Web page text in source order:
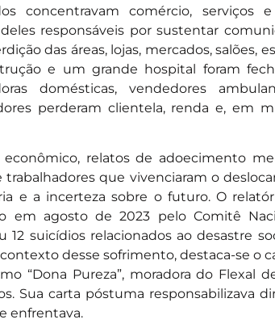
concentravam comércio, serviços
responsáveis por sustentar
das áreas, lojas, mercados, salões,
e um grande hospital foram
domésticas, vendedores
perderam clientela, renda e, em
relatos de adoecimento
que vivenciaram o
e a incerteza sobre o futuro. O
em agosto de 2023 pelo Comitê
12 suicídios relacionados ao desastre
desse sofrimento, destaca-se o
“Dona Pureza”, moradora do Flexal
Sua carta póstuma responsabilizava
enfrentava.